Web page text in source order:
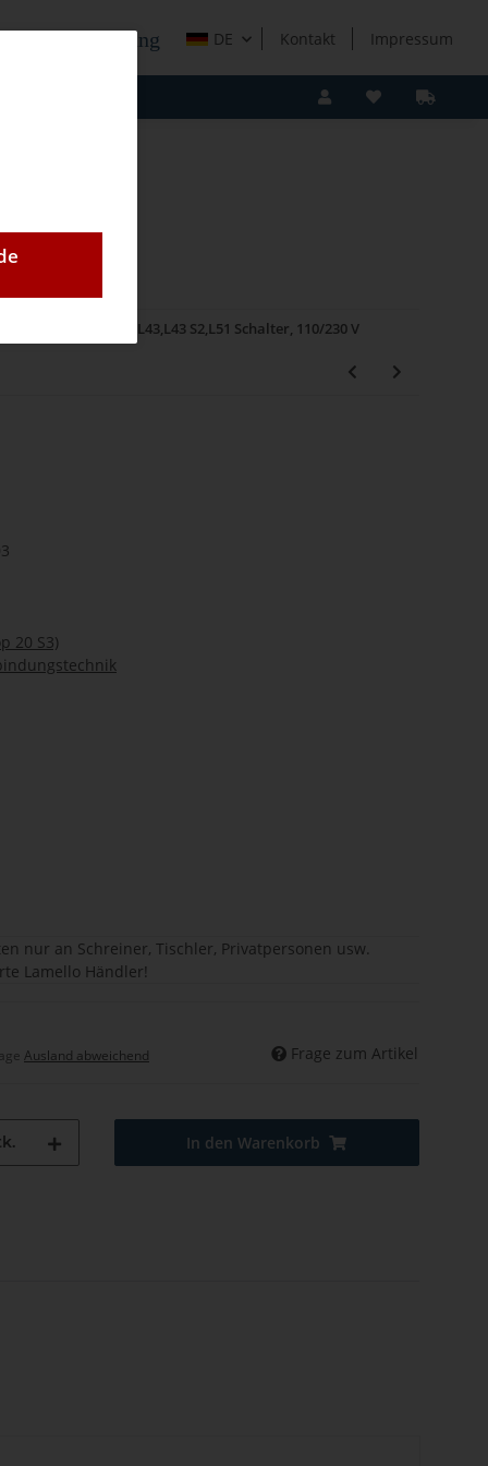
DE Kontakt Impressum
Lamello L43,L43 S2,L51 Schalter, 110/230 V
20 S3)
nur an Schreiner, Tischler, Privatpersonen usw.
Lamello Händler!
Ausland abweichend Frage zum Artikel
In den Warenkorb